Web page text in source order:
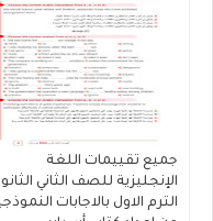
جميع تقييمات اللغة
الإنجليزية للصف الثاني
الترم الاول بالاجابات